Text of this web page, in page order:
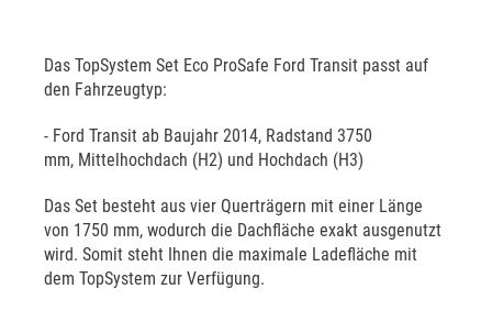
Das TopSystem Set Eco ProSafe Ford Transit passt auf
den Fahrzeugtyp:
- Ford Transit ab Baujahr 2014, Radstand 3750
mm, Mittelhochdach (H2) und Hochdach (H3)
Das Set besteht aus vier Querträgern mit einer Länge
von 1750 mm, wodurch die Dachfläche exakt ausgenutzt
wird. Somit steht Ihnen die maximale Ladefläche mit
dem TopSystem zur Verfügung.